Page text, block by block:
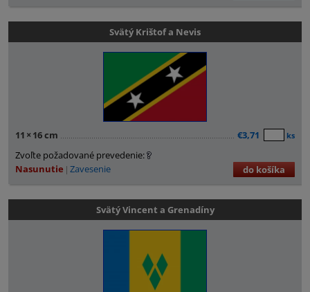
Svätý Krištof a Nevis
11 × 16 cm €3,71 ks
Zvoľte požadované prevedenie:
Nasunutie Zavesenie do košíka
Svätý Vincent a Grenadíny